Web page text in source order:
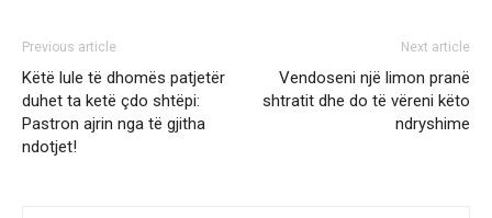
Previous article
Këtë lule të dhomës patjetër
duhet ta ketë çdo shtëpi:
Pastron ajrin nga të gjitha
ndotjet!
Next article
Vendoseni një limon pranë
shtratit dhe do të vëreni këto
ndryshime